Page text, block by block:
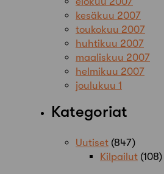
kesäkuu 2007
toukokuu 2007
huhtikuu 2007
maaliskuu 2007
helmikuu 2007
joulukuu 1
Kategoriat
Uutiset (847)
Kilpailut (108)